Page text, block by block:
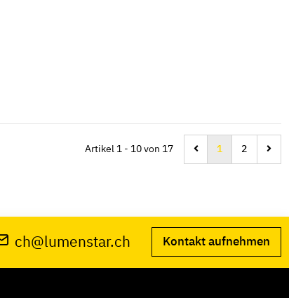
Artikel 1 - 10 von 17 1 2
ch@lumenstar.ch Kontakt aufnehmen